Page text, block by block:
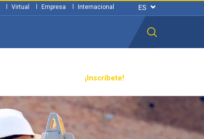
¡Inscríbete!
Virtual Empresa Internacional